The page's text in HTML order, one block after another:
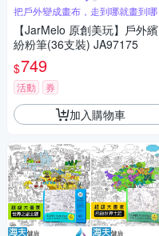
把戶外變成畫布，走到哪就畫到哪
【JarMelo 原創美玩】戶外繽
紛粉筆(36支裝) JA97175
$749
活動 券
加入購物車